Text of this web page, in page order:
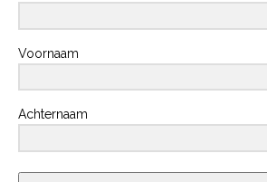
Voornaam
Achternaam